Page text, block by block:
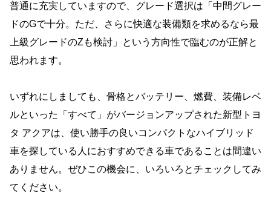
普通に充実していますので、グレード選択は「中間グレー
ドのGで十分。ただ、さらに快適な装備類を求めるなら最
上級グレードのZも検討」という方向性で臨むのが正解と
思われます。
いずれにしましても、骨格とバッテリー、燃費、装備レベ
ルといった「すべて」がバージョンアップされた新型トヨ
タ アクアは、使い勝手の良いコンパクトなハイブリッド
車を探している人におすすめできる車であることは間違い
ありません。ぜひこの機会に、いろいろとチェックしてみ
てください。